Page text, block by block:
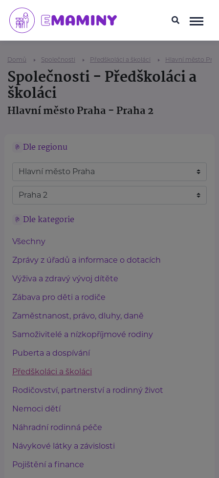
Domů Společnosti Předškoláci a školáci Hlavní město
Společnosti - Předškoláci a
školáci
Hlavní město Praha - Praha 2
Dle regionu
Dle kategorie
Všechny
Zprávy z úřadů a informace o dotacích
Výživa a zdravý vývoj dítěte
Zábava pro děti a rodiče
Zaměstnanost, právo, dluhy, daně
Samoživitelé a nízkopříjmové rodiny
Puberta a dospívání
Předškoláci a školáci
Rodičovství, partnerství a rodinný život
Nemoci dětí
Náhradní rodinná péče
Návykové látky a závislosti
Pojištění a finance